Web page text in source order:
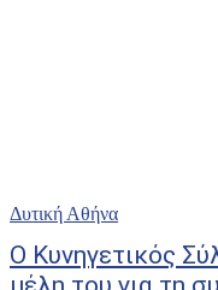
Δυτική Αθήνα
Ο Κυνηγετικός